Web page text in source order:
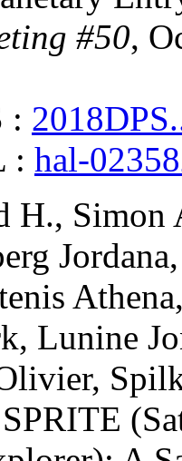
#50,
:
: hal-
H., Simon
Jordana
Athena
, Lunine
,
SPRITE